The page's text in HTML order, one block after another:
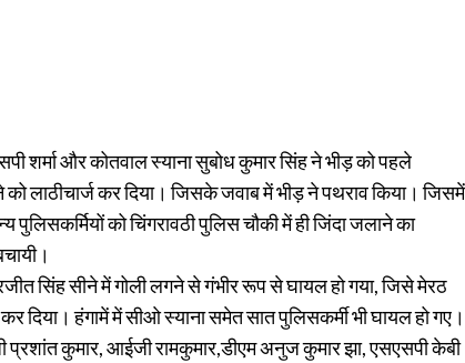
शर्मा और कोतवाल स्याना सुबोध कुमार सिंह ने भीड़ को पहले
लाठीचार्ज कर दिया। जिसके जवाब में भीड़ ने पथराव किया। जिसमें
को चिंगरावठी पुलिस चौकी में ही जिंदा जलाने का
सिंह सीने में गोली लगने से गंभीर रूप से घायल हो गया, जिसे मेरठ
दिया। हंगामें में सीओ स्याना समेत सात पुलिसकर्मी भी घायल हो गए।
प्रशांत कुमार, आईजी रामकुमार,डीएम अनुज कुमार झा, एसएसपी केबी